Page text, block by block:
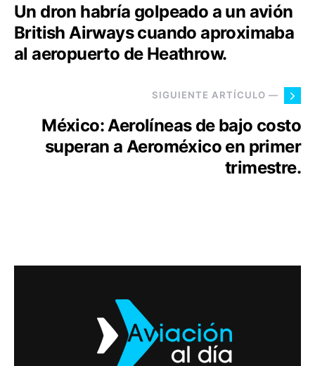
Un dron habría golpeado a un avión
British Airways cuando aproximaba
al aeropuerto de Heathrow.
SIGUIENTE ARTÍCULO —
México: Aerolíneas de bajo costo
superan a Aeroméxico en primer
trimestre.